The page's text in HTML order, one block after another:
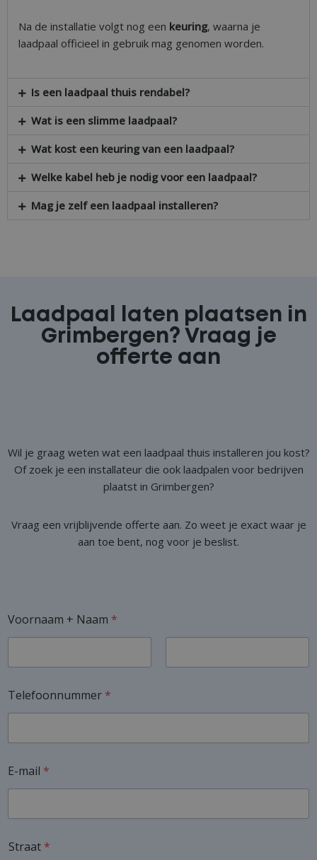
Na de installatie volgt nog een keuring, waarna je
laadpaal officieel in gebruik mag genomen worden.
Is een laadpaal thuis rendabel?
Wat is een slimme laadpaal?
Wat kost een keuring van een laadpaal?
Welke kabel heb je nodig voor een laadpaal?
Mag je zelf een laadpaal installeren?
Laadpaal laten plaatsen in
Grimbergen? Vraag je
offerte aan
Wil je graag weten wat een laadpaal thuis installeren jou kost?
Of zoek je een installateur die ook laadpalen voor bedrijven
plaatst in Grimbergen?
Vraag een vrijblijvende offerte aan. Zo weet je exact waar je
aan toe bent, nog voor je beslist.
Voornaam + Naam *
Telefoonnummer *
E-mail *
Straat *